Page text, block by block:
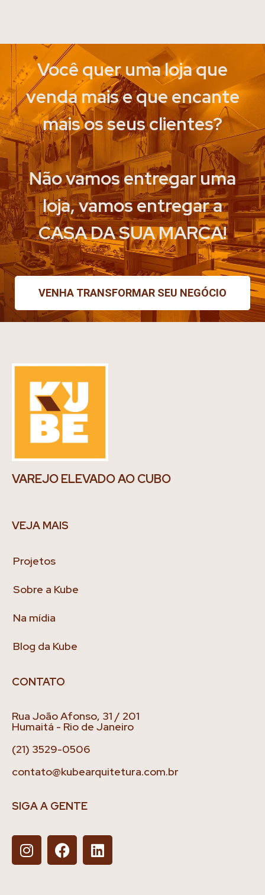
Você quer uma loja que
venda mais e que encante
mais os seus clientes?
Não vamos entregar uma
loja, vamos entregar a
CASA DA SUA MARCA!
VENHA TRANSFORMAR SEU NEGÓCIO
VAREJO ELEVADO AO CUBO
VEJA MAIS
Projetos
Sobre a Kube
Na mídia
Blog da Kube
CONTATO
Rua João Afonso, 31 / 201
Humaitá - Rio de Janeiro
(21) 3529-0506
contato@kubearquitetura.com.br
SIGA A GENTE